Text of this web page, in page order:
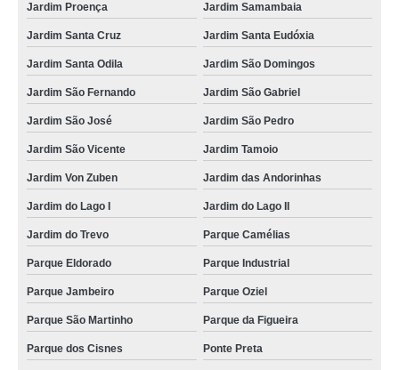
Jardim Proença Jardim Samambaia
Jardim Santa Cruz Jardim Santa Eudóxia
Jardim Santa Odila Jardim São Domingos
Jardim São Fernando Jardim São Gabriel
Jardim São José Jardim São Pedro
Jardim São Vicente Jardim Tamoio
Jardim Von Zuben Jardim das Andorinhas
Jardim do Lago I Jardim do Lago II
Jardim do Trevo Parque Camélias
Parque Eldorado Parque Industrial
Parque Jambeiro Parque Oziel
Parque São Martinho Parque da Figueira
Parque dos Cisnes Ponte Preta